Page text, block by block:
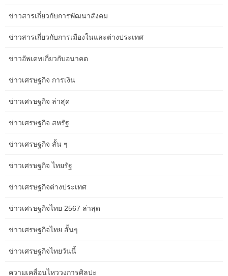
โดยเพิ่มขึ้นจาก 1.9 ล้านล้านดอลลาร์ในปี 2024 เป็น 2.4 ล้านล้าน
ฉุกเฉิน (รวมถึงเงินทุนที่ IIJA และ BSCA จัดหาให้ และจำนวนเงินที่
เป็นร้อยละ 8 ของค่าใช้จ่ายตามที่เห็นสมควรในบรรทัดฐานของ CBO
ประเทศลดลง 37 พันล้านดอลลาร์หรือ four เปอร์เซ็นต์จากปี 2022 ถึง
แผนก J ของ IIJA และใน BSCA ลดลง 95 พันล้านดอลลาร์ และเงิน
ทุนฉุกเฉินจากแหล่งอื่นเพิ่มขึ้น 5 พันล้านดอลลาร์ เงินทุนอื่นๆ ทั้งหมด
เปอร์เซ็นต์เป็น 793 พันล้านดอลลาร์ ภายใต้กฎหมายปัจจุบัน การ
ตัวในปี 2023 จะมีมูลค่ารวม 941 พันล้านดอลลาร์ เพิ่มขึ้น 30 พันล้าน
รัฐบาลกลางที่ถือครองโดยสาธารณะคาดว่าจะเพิ่มขึ้นในแต่ละปีของ
2033 ซึ่งสูงกว่าที่เคยเป็นมา ในช่วงสองทศวรรษต่อจากนี้ การขาดดุล
ที่เพิ่มขึ้นคาดว่าจะผลักดันให้หนี้ของรัฐบาลกลางสูงขึ้นถึง 195
เปอร์เซ็นต์ของ GDP ในปี 2596 อัตราการว่างงานเพิ่มขึ้นจนถึงต้นปี
2567 ในการคาดการณ์ของ CBO ซึ่งสะท้อนถึงการชะลอตัวของการ
ความสัมพันธ์ในอดีตกับผลผลิตที่เป็นไปได้ ในการคาดการณ์ของ CBO
ข่าวสารเกี่ยวกับการพัฒนาสังคม
ข่าวสารเกี่ยวกับการเมืองในและต่างประเทศ
ข่าวอัพเดทเกี่ยวกับอนาคต
ข่าวเศรษฐกิจ การเงิน
ข่าวเศรษฐกิจ ล่าสุด
ข่าวเศรษฐกิจ สหรัฐ
ข่าวเศรษฐกิจ สั้น ๆ
ข่าวเศรษฐกิจ ไทยรัฐ
ข่าวเศรษฐกิจต่างประเทศ
ข่าวเศรษฐกิจไทย 2567 ล่าสุด
ข่าวเศรษฐกิจไทย สั้นๆ
ข่าวเศรษฐกิจไทยวันนี้
ความเคลื่อนไหววงการศิลปะ